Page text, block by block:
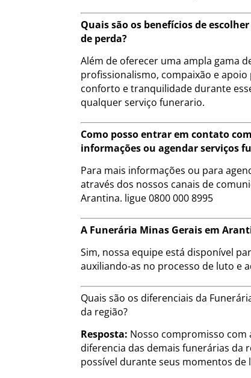
Quais são os benefícios de
de perda?
Além de oferecer uma ampla gama
profissionalismo, compaixão e
conforto e tranquilidade durante
qualquer serviço funerario.
Como posso entrar em contato
informações ou agendar serviços
Para mais informações ou para
através dos nossos canais de
Arantina. ligue 0800 000 8995
A Funerária Minas Gerais em
Sim, nossa equipe está disponível
auxiliando-as no processo de luto e
Quais são os diferenciais da
da região?
Resposta: Nosso compromisso com
diferencia das demais funerárias da
possível durante seus momentos de